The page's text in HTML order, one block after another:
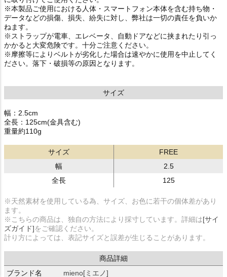
※本製品ご使用における人体・スマートフォン本体を含む持ち物・
データなどの損傷、損失、紛失に対し、弊社は一切の責任を負いか
ねます。
※ストラップが電車、エレベータ、自動ドアなどに挟まれたり引っ
かかると大変危険です。十分ご注意ください。
※摩擦等によりベルトが劣化した場合は速やかに使用を中止してく
ださい。落下・破損等の原因となります。
サイズ
幅：2.5cm
全長：125cm(金具含む)
重量約110g
サイズ
FREE
幅
2.5
全長
125
※天然素材を使用している為、サイズ、お色に若干の個体差があり
ます。
※こちらの商品は、独自の方法により採寸しています。詳細は[サイ
ズガイド]をご確認ください。
計り方によっては、表記サイズと誤差が生じることがあります。
商品詳細
ブランド名
mieno[ミエノ]